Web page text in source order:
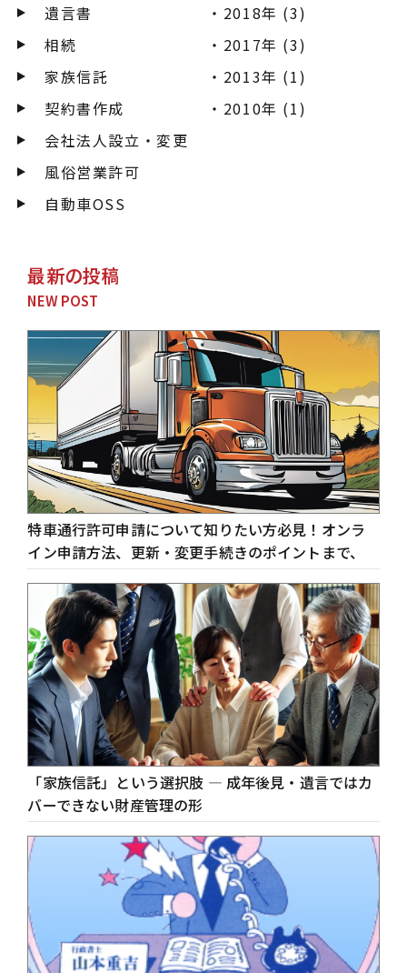
遺言書
相続
家族信託
契約書作成
会社法人設立・変更
風俗営業許可
自動車OSS
2018年 (3)
2017年 (3)
2013年 (1)
2010年 (1)
最新の投稿
NEW POST
特車通行許可申請について知りたい方必見！オンラ
イン申請方法、更新・変更手続きのポイントまで、
「家族信託」という選択肢 ― 成年後見・遺言ではカ
バーできない財産管理の形